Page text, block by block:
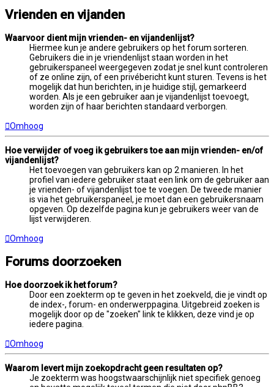
Vrienden en vijanden
Waarvoor dient mijn vrienden- en vijandenlijst?
Hiermee kun je andere gebruikers op het forum sorteren.
Gebruikers die in je vriendenlijst staan worden in het
gebruikerspaneel weergegeven zodat je snel kunt controleren
of ze online zijn, of een privébericht kunt sturen. Tevens is het
mogelijk dat hun berichten, in je huidige stijl, gemarkeerd
worden. Als je een gebruiker aan je vijandenlijst toevoegt,
worden zijn of haar berichten standaard verborgen.
Omhoog
Hoe verwijder of voeg ik gebruikers toe aan mijn vrienden- en/of
vijandenlijst?
Het toevoegen van gebruikers kan op 2 manieren. In het
profiel van iedere gebruiker staat een link om de gebruiker aan
je vrienden- of vijandenlijst toe te voegen. De tweede manier
is via het gebruikerspaneel, je moet dan een gebruikersnaam
opgeven. Op dezelfde pagina kun je gebruikers weer van de
lijst verwijderen.
Omhoog
Forums doorzoeken
Hoe doorzoek ik het forum?
Door een zoekterm op te geven in het zoekveld, die je vindt op
de index-, forum- en onderwerppagina. Uitgebreid zoeken is
mogelijk door op de "zoeken" link te klikken, deze vind je op
iedere pagina.
Omhoog
Waarom levert mijn zoekopdracht geen resultaten op?
Je zoekterm was hoogstwaarschijnlijk niet specifiek genoeg